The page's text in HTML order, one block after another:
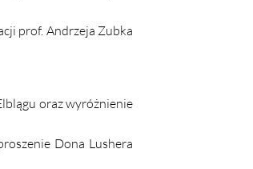
prof. Andrzeja Zubka
oraz wyróżnienie
Dona Lushera